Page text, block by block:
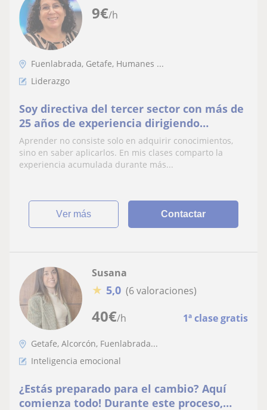
9€/h
Fuenlabrada, Getafe, Humanes ...
Liderazgo
Soy directiva del tercer sector con más de
25 años de experiencia dirigiendo
entidades de ámbito estatal y liderando
proyectos
Aprender no consiste solo en adquirir conocimientos,
sino en saber aplicarlos. En mis clases comparto la
experiencia acumulada durante más...
ver más Contactar
40€/h 1ª clase gratis
Susana
★ 5,0 (6 valoraciones)
Getafe, Alcorcón, Fuenlabrada...
Inteligencia emocional
¿Estás preparado para el cambio? Aquí
comienza todo! Durante este proceso,